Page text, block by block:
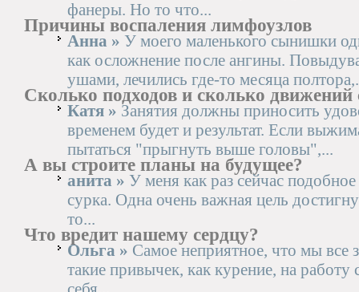
фанеры. Но то что...
Причины воспаления лимфоузлов
Анна » У моего маленького сынишки
как осложнение после ангины.
ушами, лечились где-то месяца
Сколько подходов и сколько движений
Катя » Занятия должны приносить
временем будет и результат. Если
пытаться "прыгнуть выше головы",...
А вы строите планы на будущее?
анита » У меня как раз сейчас
сурка. Одна очень важная цель
то...
Что вредит нашему сердцу?
Ольга » Самое неприятное, что мы все
такие привычек, как курение, на